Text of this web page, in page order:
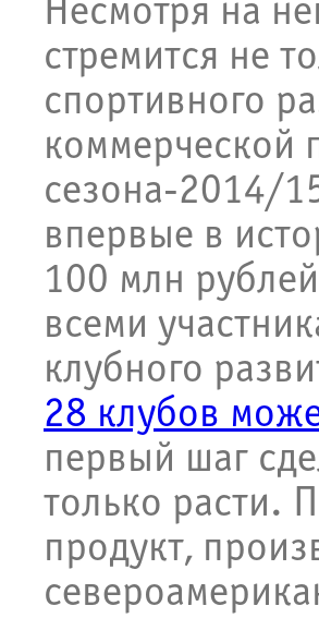
Несмотря на
стремится не
спортивного
коммерческой
сезона-2014/
впервые в
100 млн
всеми
клубного
28 клубов
первый шаг
только расти.
продукт,